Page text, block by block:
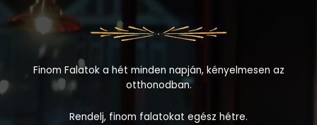
Finom Falatok a hét minden napján, kényelmesen az
otthonodban.
Rendelj, finom falatokat egész hétre.